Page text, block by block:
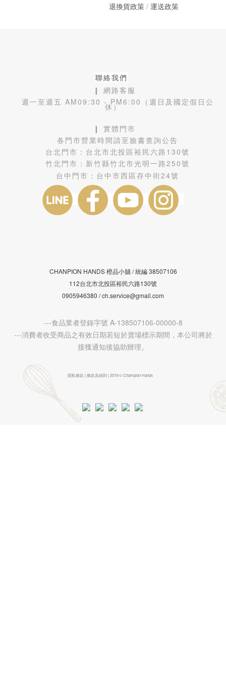
退換貨政策/ 運送政策
聯絡我們
❙ 網路客服
週一至週五 AM09:30 - PM6:00（週日及國定假日公
休）
❙ 實體門市
各門市營業時間請至臉書查詢公告
台北門市： 台北市北投區裕民六路130號
竹北門市： 新竹縣竹北市光明一路250號
台中門市： 台中市西區存中街24號
CHANPION HANDS 橙品小舖 /統編38507106
112台北市北投區裕民六路130號
0905946380 / ch.service@gmail.com
---食品業者登錄字號 A-138507106-00000-8
---消費者收受商品之有效日期若短於賣場標示期間，本公司將於
接獲通知後協助辦理。
隱私條款 | 條款及細則 | 2019 © Champion Hands